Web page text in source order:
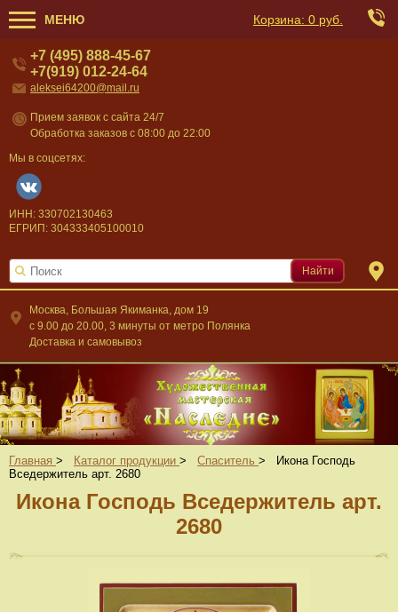
МЕНЮ Корзина: 0 руб.
Москва, Большая Якиманка, дом 19
c 9.00 до 20.00, 3 минуты от метро Полянка
Доставка и самовывоз
+7 (495) 888-45-67
+7(919) 012-24-64
aleksei64200@mail.ru
Прием заявок с сайта 24/7
Обработка заказов с 08:00 до 22:00
Мы в соцсетях:
ИНН: 330702130463
ЕГРИП: 304333405100010
Найти
Главная > Каталог продукции > Спаситель >
Икона Господь
Вседержитель арт. 2680
Икона Господь Вседержитель арт.
2680